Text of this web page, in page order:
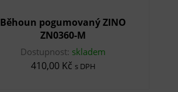
Běhoun pogumovaný ZINO
ZN0360-M
Dostupnost: skladem
410,00 Kč s DPH